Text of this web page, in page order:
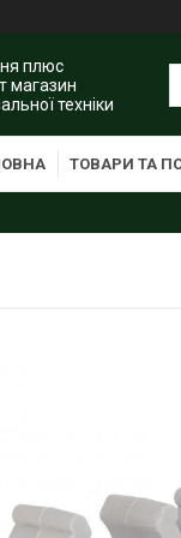
плюс
магазин
техніки
ТОВАРИ ТА